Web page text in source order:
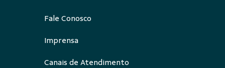
Fale Conosco
Imprensa
Canais de Atendimento